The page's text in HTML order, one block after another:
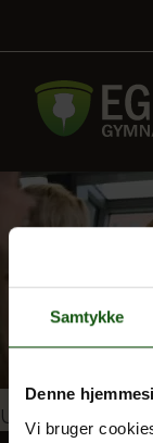
Samtykke
Denne
Vi bruger
Forside
Bliv elev
Udgivet i